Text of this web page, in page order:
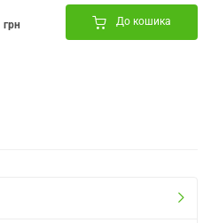
грн До кошика